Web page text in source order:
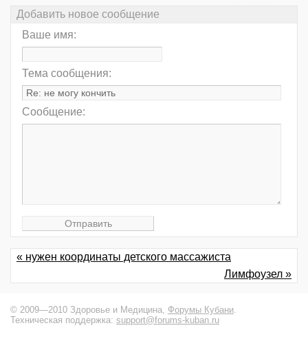
Добавить новое сообщение
Ваше имя:
Тема сообщения:
Сообщение:
« нужен координаты детского массажиста
Лимфоузел »
© 2009—2010 Здоровье и Медицина, Форумы Кубани.
Техническая поддержка: support@forums-kuban.ru